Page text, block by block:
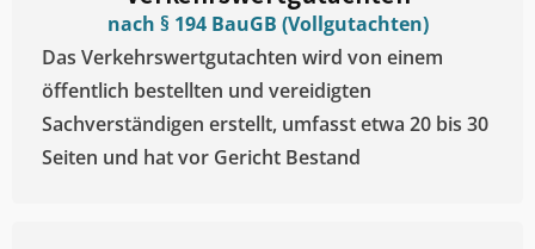
nach § 194 BauGB (Vollgutachten)
Das Verkehrswertgutachten wird von einem
öffentlich bestellten und vereidigten
Sachverständigen erstellt, umfasst etwa 20 bis 30
Seiten und hat vor Gericht Bestand